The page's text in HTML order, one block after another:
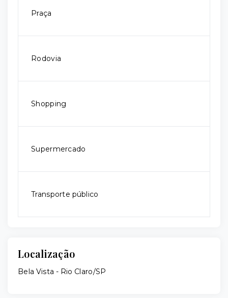
Praça
Rodovia
Shopping
Supermercado
Transporte público
Localização
Bela Vista - Rio Claro/SP